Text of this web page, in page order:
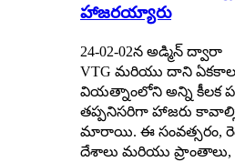
హాజరయ్యారు
24-02-02న అడ్మిన్ ద్వారా
VTG మరియు దాని ఏకకాల
వియత్నాంలోని అన్ని కీలక
తప్పనిసరిగా హాజరు
మారాయి. ఈ సంవత్సరం,
దేశాలు మరియు ప్రాంతాలు,